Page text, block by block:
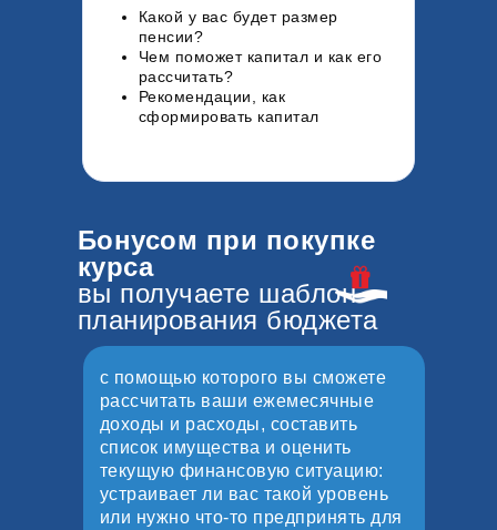
Какой у вас будет размер
пенсии?
Чем поможет капитал и как его
рассчитать?
Рекомендации, как
сформировать капитал
Бонусом при покупке
курса
вы получаете шаблон
планирования бюджета
с помощью которого вы сможете
рассчитать ваши ежемесячные
доходы и расходы, составить
список имущества и оценить
текущую финансовую ситуацию:
устраивает ли вас такой уровень
или нужно что-то предпринять для